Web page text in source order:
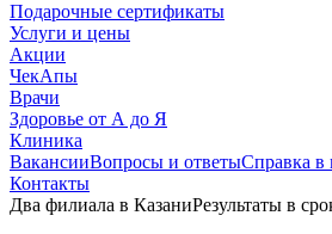
Подарочные сертификаты
Услуги и цены
Акции
ЧекАпы
Врачи
Здоровье от А до Я
Клиника
ВакансииВопросы и ответыСправка в
Контакты
Два филиала в КазаниРезультаты в